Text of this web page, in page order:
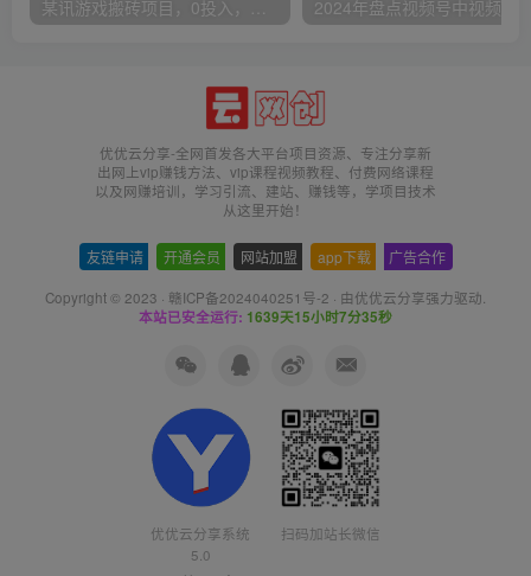
优优云分享-全网首发各大平台项目资源、专注分享新
出网上vip赚钱方法、vip课程视频教程、付费网络课程
以及网赚培训，学习引流、建站、赚钱等，学项目技术
从这里开始！
友链申请 开通会员 网站加盟 app下载 广告合作
Copyright © 2023 · 赣ICP备2024040251号-2 · 由优优云分享强力驱动.
本站已安全运行: 1639天15小时7分35秒
优优云分享系统
5.0
扫码加站长微信